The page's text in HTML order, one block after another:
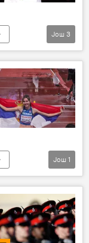
Још 3
Још 1